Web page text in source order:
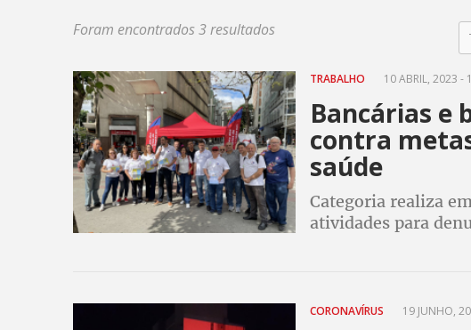
Foram encontrados 3 resultados
TRABALHO 10 ABRIL, 2023 -
Bancárias e
contra
saúde
Categoria realiza
atividades para
CORONAVÍRUS 19 JUNHO,